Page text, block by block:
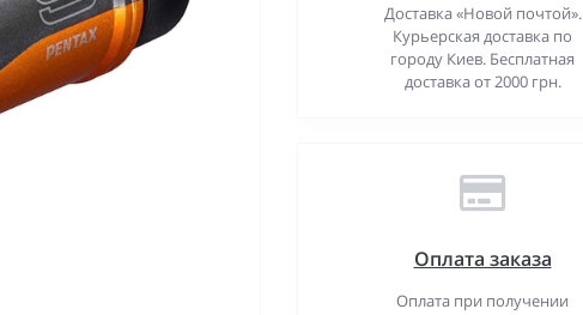
Доставка «Новой почтой».
Курьерская доставка по
городу Киев. Бесплатная
доставка от 2000 грн.
Оплата заказа
Оплата при получении